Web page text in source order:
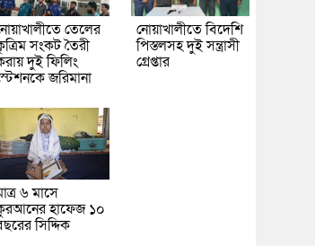
তেলের
সংকট তৈরী
দুই ফিলিং
জরিমানা
নোয়াখালীতে বিদেশি
পিস্তলসহ দুই সন্ত্রাসী
গ্রেপ্তার
৬ মাসে
হাফেজ ১০
সিদ্দিক